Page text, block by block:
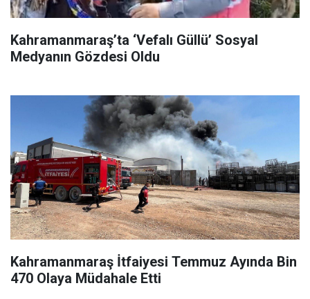
Kahramanmaraş’ta ‘Vefalı Güllü’ Sosyal
Medyanın Gözdesi Oldu
Kahramanmaraş İtfaiyesi Temmuz Ayında Bin
470 Olaya Müdahale Etti